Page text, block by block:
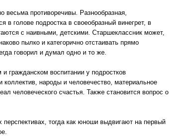
весьма противоречивы. Разнообразная,
в голове подростка в своеобразный винегрет, в
с наивными, детскими. Старшеклассник может,
пылко и категорично отстаивать прямо
говорил и думал одно и то же.
гражданском воспитании у подростков
коллектив, народы и человечество, материальное
человеческого счастья. Также становится вопрос о
тогда как юноши выдвигают на первый